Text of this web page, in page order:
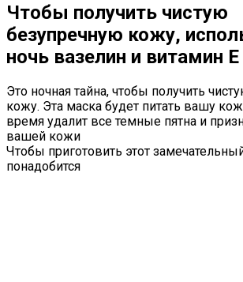
Чтобы получить чистую
безупречную кожу,
ночь вазелин и витамин E
Это ночная тайна, чтобы получить
кожу. Эта маска будет питать вашу
время удалит все темные пятна и
вашей кожи
Чтобы приготовить этот
понадобится